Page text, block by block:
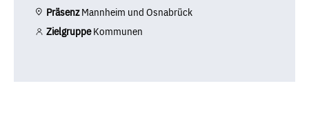
PräsenzMannheim und Osnabrück
ZielgruppeKommunen